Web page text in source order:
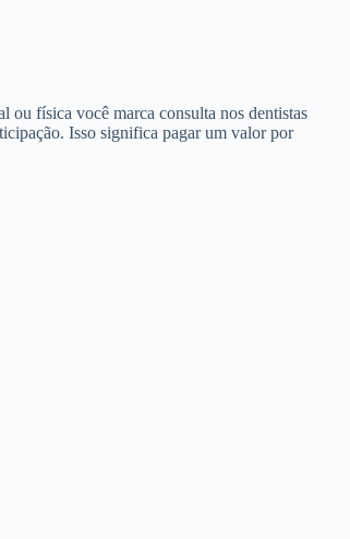
ou física você marca consulta nos dentistas
Isso significa pagar um valor por